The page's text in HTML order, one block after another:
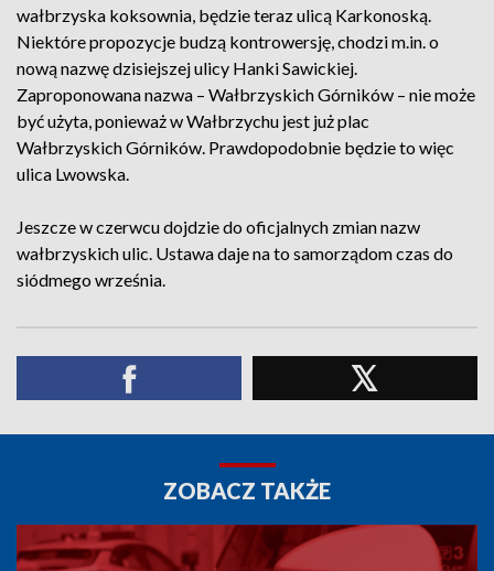
wałbrzyska koksownia, będzie teraz ulicą Karkonoską.
Niektóre propozycje budzą kontrowersję, chodzi m.in. o
nową nazwę dzisiejszej ulicy Hanki Sawickiej.
Zaproponowana nazwa – Wałbrzyskich Górników – nie może
być użyta, ponieważ w Wałbrzychu jest już plac
Wałbrzyskich Górników. Prawdopodobnie będzie to więc
ulica Lwowska.
Jeszcze w czerwcu dojdzie do oficjalnych zmian nazw
wałbrzyskich ulic. Ustawa daje na to samorządom czas do
siódmego września.
ZOBACZ TAKŻE